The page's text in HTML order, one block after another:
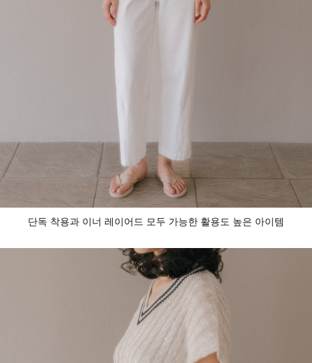
단독 착용과 이너 레이어드 모두 가능한 활용도 높은 아이템